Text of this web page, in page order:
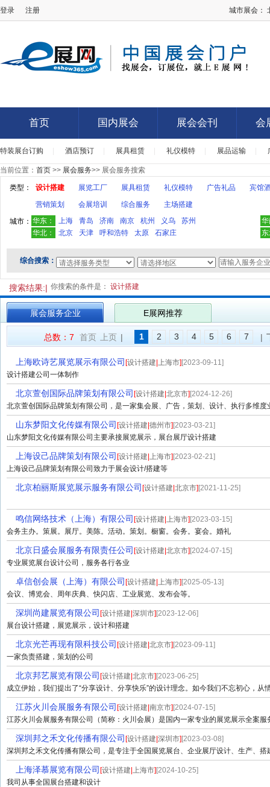
登录 注册 城市展会：
首页
首页
国内展会
国内展会
展会会刊
展会会刊
会
特装展台订购 酒店预订 展具租赁 礼仪模特 展品运输
当前位置： 首页 >> 展会服务>> 展会服务搜索
类型： 设计搭建 展览工厂 展具租赁 礼仪模特 广告礼品
宾馆
营销策划
会展培训 综合服务
主场搭建
城市： 华东： 上海 青岛 济南 南京 杭州 义乌 苏州
华北：
北京 天津 呼和浩特 太原 石家庄
综合搜索：
搜索结果:| 你搜索的条件是： 设计搭建
展会服务企业 E展网推荐
总数：7 首页 上页 | 1 2 3 4 5 6 7 |
上海欧诗艺展览展示有限公司 [设计搭建 上海市] [2023-09-11]
设计搭建公司一体制作
北京萱创国际品牌策划有限公司 [设计搭建 北京市] [2024-12-26]
北京萱创国际品牌策划有限公司，是一家集会展、广告，策划、设计、执行多维度
山东梦阳文化传媒有限公司 [设计搭建 德州市] [2023-03-21]
山东梦阳文化传媒有限公司主要承接展览展示，展台展厅设计搭建
上海设己品牌策划有限公司 [设计搭建 上海市] [2023-02-21]
上海设己品牌策划有限公司致力于展会设计/搭建等
北京柏丽斯展览展示服务有限公司 [设计搭建 北京市] [2021-11-25]
鸣信网络技术（上海）有限公司 [设计搭建 上海市] [2023-03-15]
会务主办。策展。展厅。美陈。活动。策划。橱窗。会务。宴会。婚礼
北京日盛会展服务有限责任公司 [设计搭建 北京市] [2024-07-15]
专业展览展台设计公司，服务各行各业
卓信创会展（上海）有限公司 [设计搭建 上海市] [2025-05-13]
会议、博览会、周年庆典、快闪店、工业展览、发布会等。
深圳尚建展览有限公司 [设计搭建 深圳市] [2023-12-06]
展台设计搭建，展览展示，设计和搭建
北京光芒再现有限科技公司 [设计搭建 北京市] [2023-09-11]
一家负责搭建，策划的公司
北京邦艺展览有限公司 [设计搭建 北京市] [2023-06-25]
成立伊始，我们提出了“分享设计、分享快乐”的设计理念。如今我们不忘初心，从
江苏火川会展服务有限公司 [设计搭建 南京市] [2024-07-15]
江苏火川会展服务有限公司（简称：火川会展）是国内一家专业的展览展示全案
深圳邦之禾文化传播有限公司 [设计搭建 深圳市] [2023-03-08]
深圳邦之禾文化传播有限公司，是专注于全国展览展台、企业展厅设计、生产、搭
上海泽慕展览有限公司 [设计搭建 上海市] [2024-10-25]
我司从事全国展台搭建和设计